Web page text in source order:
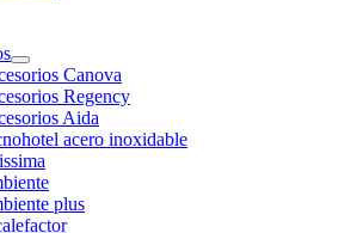
Canova
Regency
Aida
acero inoxidable
plus